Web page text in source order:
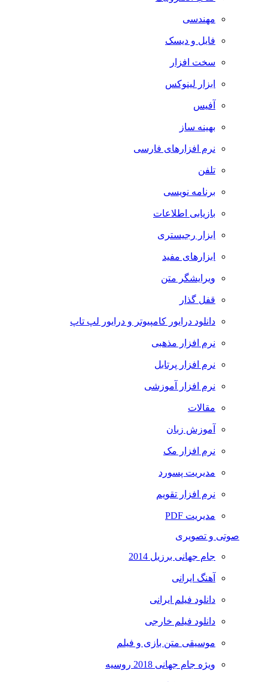
مهندسی
فایل و دیسک
سخت افزار
ابزار لینوکس
آفیس
بهینه ساز
نرم افزارهای فارسی
تلفن
برنامه نویسی
بازیابی اطلاعات
ابزار رجیستری
ابزارهای مفید
ویرایشگر متن
قفل گذار
دانلود درایور کامپیوتر و درایور لپ تاپ
نرم افزار مذهبی
نرم افزار پرتابل
نرم افزار آموزشی
مقالات
آموزش زبان
نرم افزار مک
مدیریت پسورد
نرم افزار تقویم
مدیریت PDF
صوتی و تصویری
جام جهانی برزیل 2014
آهنگ ایرانی
دانلود فیلم ایرانی
دانلود فیلم خارجی
موسیقی متن بازی و فیلم
ویژه جام جهانی 2018 روسیه